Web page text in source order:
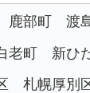
鹿部町 渡
老町
新ひ
札幌厚別